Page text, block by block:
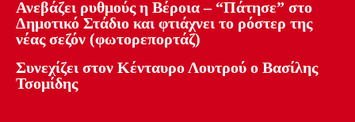
Ανεβάζει ρυθμούς η Βέροια – “Πάτησε” στο
Δημοτικό Στάδιο και φτιάχνει το ρόστερ της
νέας σεζόν (φωτορεπορτάζ)
Συνεχίζει στον Κένταυρο Λουτρού ο Βασίλης
Τσομίδης